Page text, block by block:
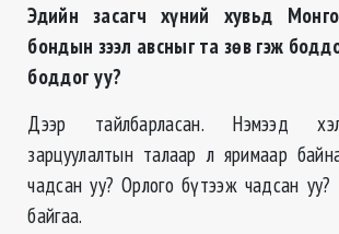
Эдийн засагч хүний хувьд
бондын зээл авсныг та зөв гэж
боддог уу?
Дээр тайлбарласан. Нэмээд
зарцуулалтын талаар л яримаар
чадсан уу? Орлого бүтээж чадсан уу?
байгаа.